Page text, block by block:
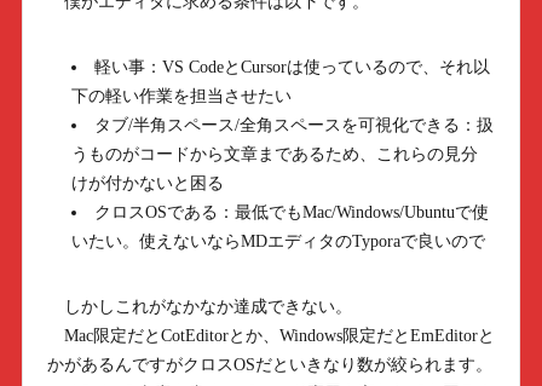
軽い事：VS CodeとCursorは使っているので、それ以
下の軽い作業を担当させたい
タブ/半角スペース/全角スペースを可視化できる：扱
うものがコードから文章まであるため、これらの見分
けが付かないと困る
クロスOSである：最低でもMac/Windows/Ubuntuで使
いたい。使えないならMDエディタのTyporaで良いので
しかしこれがなかなか達成できない。
Mac限定だとCotEditorとか、Windows限定だとEmEditorと
かがあるんですがクロスOSだといきなり数が絞られます。